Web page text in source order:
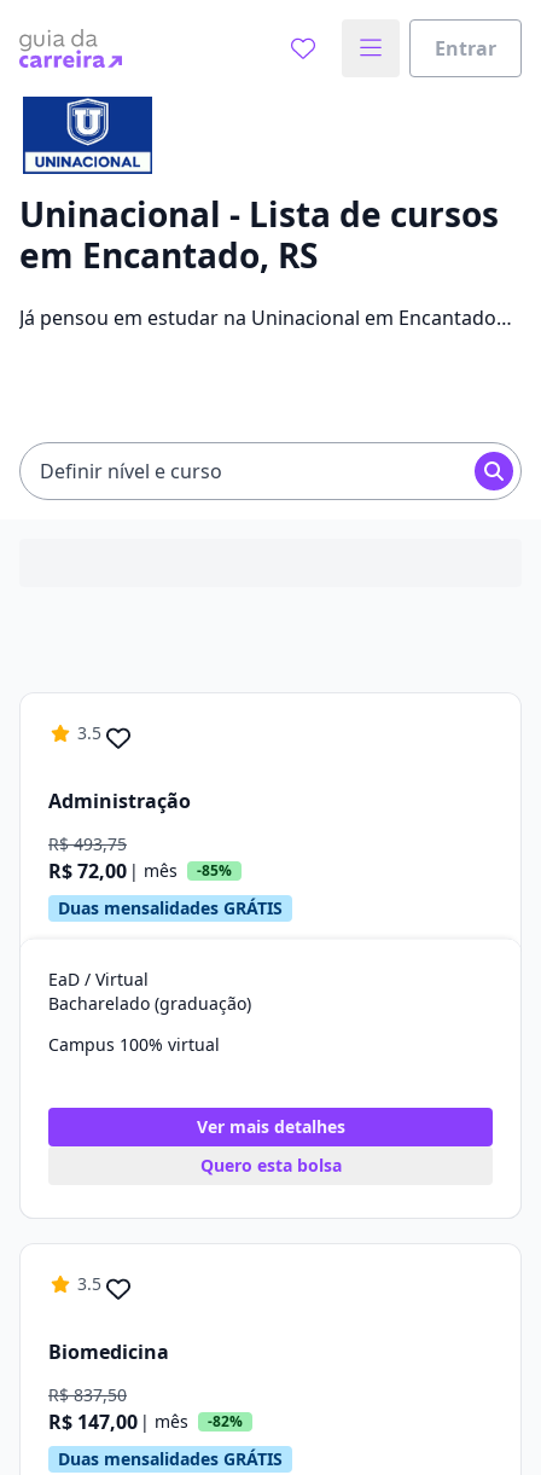
Entrar
Vamos te guiar no caminho ideal para seus estudos
Sim, já sei
Uninacional - Lista de cursos
em Encantado, RS
Já pensou em estudar na Uninacional em Encantado
Definir nível e curso
3.5
Administração
R$ 493,75
R$ 72,00 | mês -85%
Duas mensalidades GRÁTIS
EaD / Virtual
Bacharelado (graduação)
Campus 100% virtual
Ver mais detalhes
Quero esta bolsa
3.5
Biomedicina
R$ 837,50
R$ 147,00 | mês -82%
Duas mensalidades GRÁTIS